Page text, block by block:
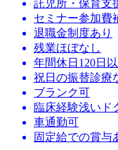
託児所・保育支
セミナー参加費
退職金制度あり
残業ほぼなし
年間休日120日
祝日の振替診療
ブランク可
臨床経験浅いド
車通勤可
固定給での賞与